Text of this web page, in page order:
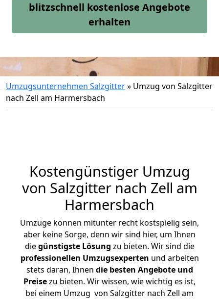
blitzschnell kostenlose Angebote
erhalten
Umzugsunternehmen Salzgitter» Umzug von Salzgitter
nach Zell am Harmersbach
Kostengünstiger Umzug
von Salzgitter nach Zell am
Harmersbach
Umzüge können mitunter recht kostspielig sein,
aber keine Sorge, denn wir sind hier, um Ihnen
diegünstigste Lösung zu bieten. Wir sind die
professionellen Umzugsexperten und arbeiten
stets daran, Ihnen die besten Angebote und
Preisezu bieten. Wir wissen, wie wichtig es ist,
bei einem Umzug von Salzgitter nach Zell am